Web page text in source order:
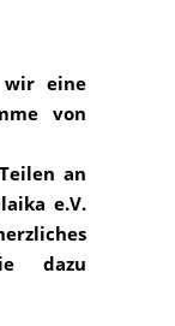
wir eine
von
an
e.V.
dazu